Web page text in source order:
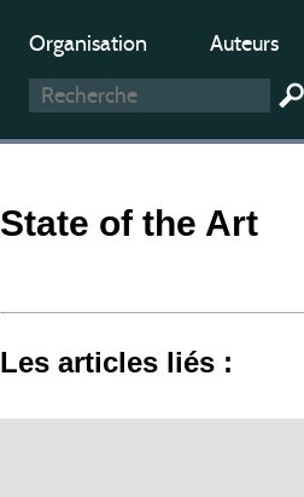
Organisation Auteurs
State of the Art
Les articles liés :